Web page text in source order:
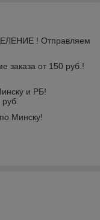
! Отправляем
от 150 руб.!
и РБ!
Минску!